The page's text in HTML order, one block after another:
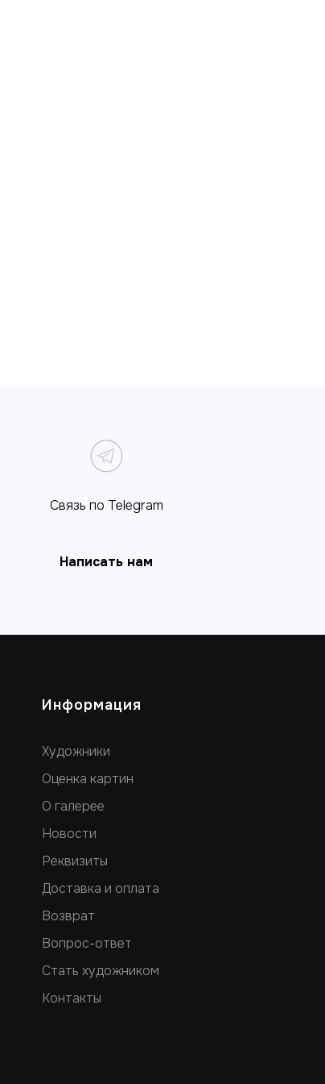
Связь по Telegram
Написать нам
Информация
Художники
Оценка картин
О галерее
Новости
Реквизиты
Доставка и оплата
Возврат
Вопрос-ответ
Стать художником
Контакты